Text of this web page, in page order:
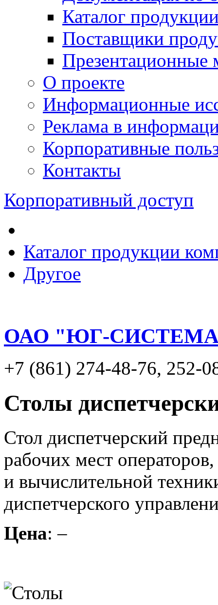
Каталог
Поставщики
Презентационные
О проекте
Информационные
Реклама в
Корпоративные
Контакты
Корпоративный доступ
Каталог продукции
Другое
ОАО "ЮГ-СИСТЕМА
+7 (861) 274-48-76, 252-
Столы
Стол диспетчерский
рабочих мест
и вычислительной
диспетчерского
Цена: –